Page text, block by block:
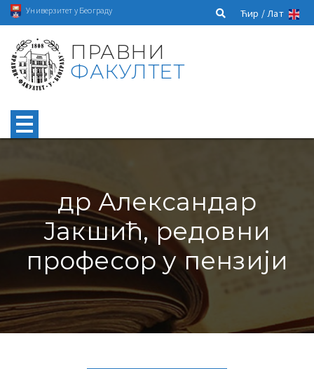
Универзитет у Београду Ћир /Лат
ПРАВНИ
ФАКУЛТЕТ
др Александар
Јакшић, редовни
професор у пензији